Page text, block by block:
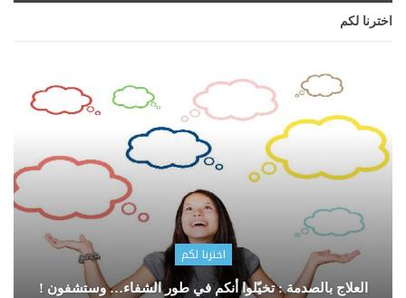
اخترنا لكم
اخترنا لكم
العلاج بالصدمة : تخيّلوا أنكم في طور الشفاء… وستشفون !